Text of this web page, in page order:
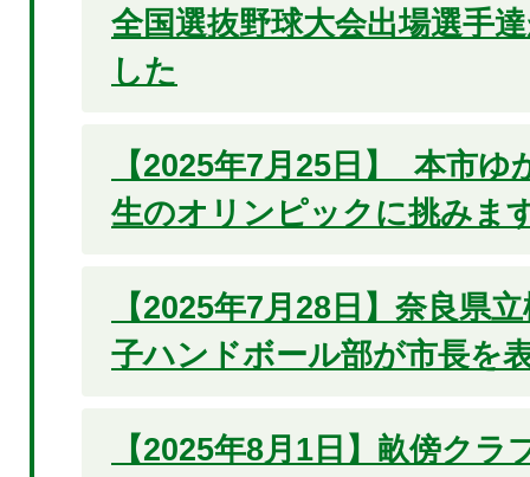
全国選抜野球大会出場選手
した
【2025年7月25日】 本市ゆ
生のオリンピックに挑みま
【2025年7月28日】奈良県
子ハンドボール部が市長を
【2025年8月1日】畝傍クラ